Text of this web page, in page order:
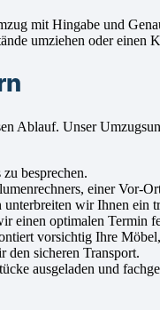
mit Hingabe und
umziehen oder
Ablauf. Unser
besprechen.
einer Vor-
wir Ihnen ein
einen optimalen Termin
vorsichtig Ihre
den sicheren Transport.
ausgeladen und